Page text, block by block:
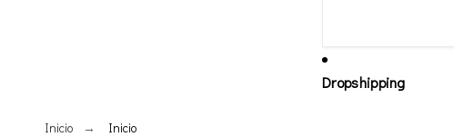
Dropshipping
Inicio Inicio